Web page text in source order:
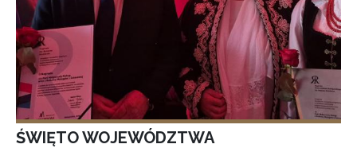
ŚWIĘTO WOJEWÓDZTWA